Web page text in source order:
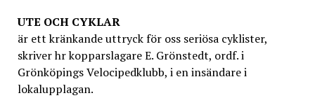
UTE OCH CYKLAR
är ett kränkande uttryck för oss seriösa cyklister,
skriver hr kopparslagare E. Grönstedt, ordf. i
Grönköpings Velocipedklubb, i en insändare i
lokalupplagan.